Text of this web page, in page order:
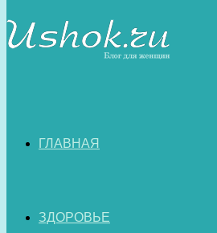
ГЛАВНАЯ
ЗДОРОВЬЕ